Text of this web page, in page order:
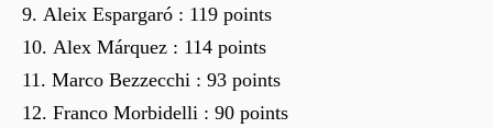
Aleix Espargaró : 119 points
Alex Márquez : 114 points
Marco Bezzecchi : 93 points
Franco Morbidelli : 90 points